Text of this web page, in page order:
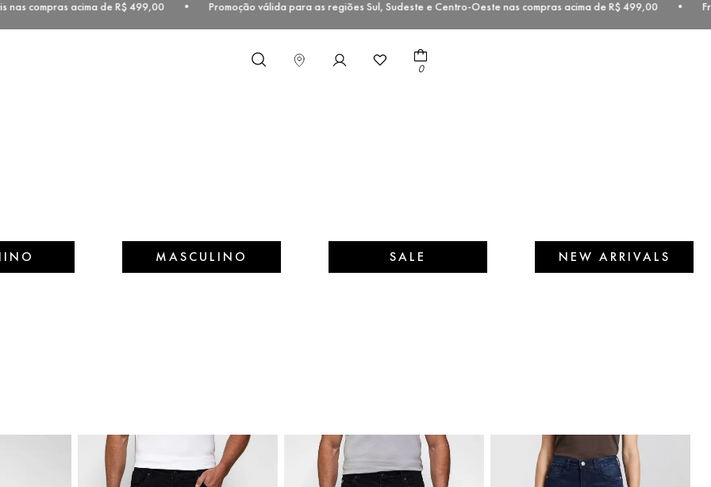
compras acima de R$ 499,00 • Promoção válida para as regiões Sul, Sudeste e Centro-Oeste nas compras acima de R$
O que você procura?
0
MASCULINO SALE NEW ARRIVALS